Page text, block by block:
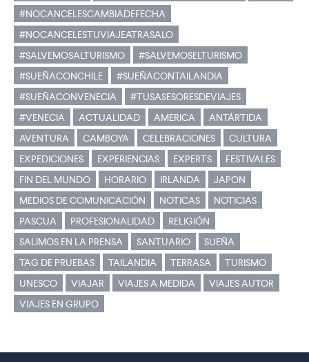
#NOCANCELESCAMBIADEFECHA
#NOCANCELESTUVIAJEATRASALO
#SALVEMOSALTURISMO
#SALVEMOSELTURISMO
#SUEÑACONCHILE
#SUEÑACONTAILANDIA
#SUEÑACONVENECIA
#TUSASESORESDEVIAJES
#VENECIA
ACTUALIDAD AMERICA
ANTÁRTIDA
AVENTURA
CAMBOYA CELEBRACIONES
CULTURA
EXPEDICIONES
EXPERIENCIAS EXPERTS
FESTIVALES
FIN DEL MUNDO
HORARIO IRLANDA
JAPON
MEDIOS DE COMUNICACIÓN
NOTICAS
NOTICIAS
PASCUA
PROFESIONALIDAD
RELIGIÓN
SALIMOS EN LA PRENSA
SANTUARIO
SUEÑA
TAG DE PRUEBAS
TAILANDIA TERRASA
TURISMO
UNESCO
VIAJAR VIAJES A MEDIDA
VIAJES AUTOR
VIAJES EN GRUPO